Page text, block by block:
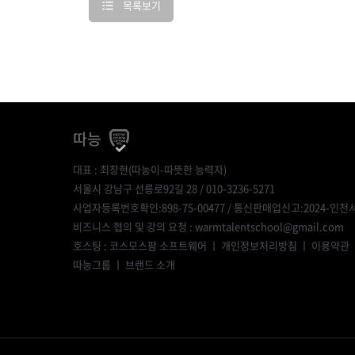
목록보기
따능
대표 : 최창현(따능이-따뜻한 능력자)
서울시 강남구 선릉로92길 28 / 010-3236-5271
사업자등록번호확인:898-75-00477 / 통신판매업신고:2024-인천
비즈니스 협의 및 강의 요청 : warmtalentschool@gmail.com
호스팅 : 코스모스팜 소프트웨어 ㅣ 개인정보처리방침 ㅣ 이용약관
따능그룹 ㅣ 브랜드 소개